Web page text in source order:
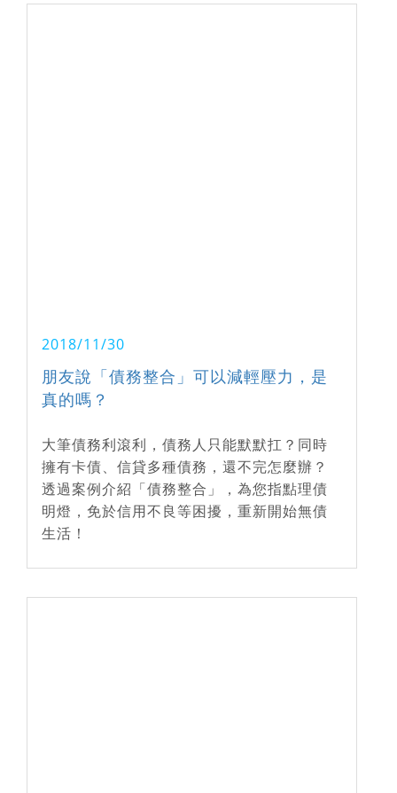
2018/11/30
朋友說「債務整合」可以減輕壓力，是
真的嗎？
大筆債務利滾利，債務人只能默默扛？同時
擁有卡債、信貸多種債務，還不完怎麼辦？
透過案例介紹「債務整合」，為您指點理債
明燈，免於信用不良等困擾，重新開始無債
生活！